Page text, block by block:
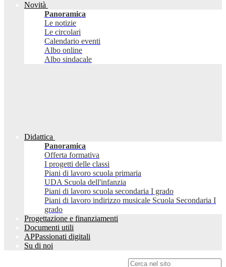
Novità
Panoramica
Le notizie
Le circolari
Calendario eventi
Albo online
Albo sindacale
Didattica
Panoramica
Offerta formativa
I progetti delle classi
Piani di lavoro scuola primaria
UDA Scuola dell'infanzia
Piani di lavoro scuola secondaria I grado
Piani di lavoro indirizzo musicale Scuola Secondaria I
grado
Progettazione e finanziamenti
Documenti utili
APPassionati digitali
Su di noi